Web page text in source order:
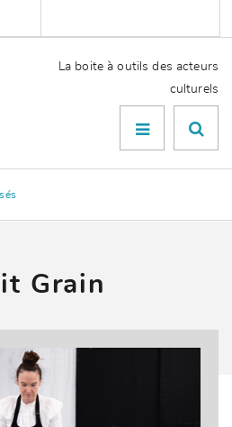
La boite à outils des acteurs
culturels
Menu

Grain